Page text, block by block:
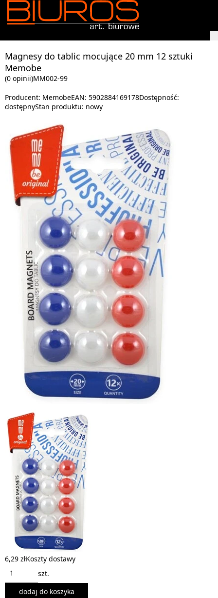
Magnesy do tablic mocujące 20 mm 12 sztuki
Memobe
(0 opinii)MM002-99
Producent: MemobeEAN: 5902884169178Dostępność:
dostępnyStan produktu: nowy
6,29 złKoszty dostawy
szt.
dodaj do koszyka